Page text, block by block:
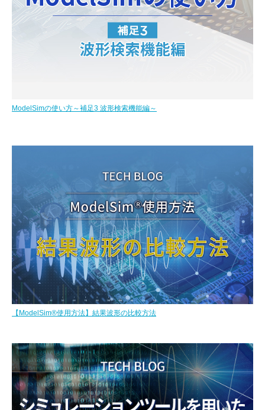
ModelSimの使い方～補足3 波形検索機能編～
【ModelSim®使用方法】結果波形の比較方法